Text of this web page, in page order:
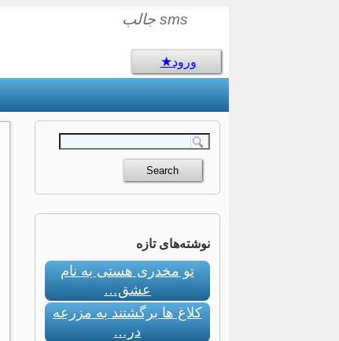
sms جالب
ورود
نوشته‌های تازه
تو مخدری هستی به نام
عشق…
کلاغ ها برگشتند به مزرعه
در…